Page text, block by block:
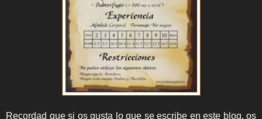
Recordad que si os gusta lo que se escribe en este blog, os